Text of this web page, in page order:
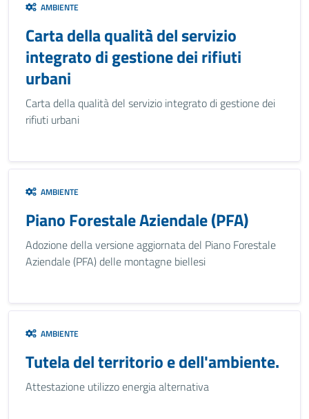
AMBIENTE
Carta della qualità del servizio
integrato di gestione dei rifiuti
urbani
Carta della qualità del servizio integrato di gestione dei
rifiuti urbani
AMBIENTE
Piano Forestale Aziendale (PFA)
Adozione della versione aggiornata del Piano Forestale
Aziendale (PFA) delle montagne biellesi
AMBIENTE
Tutela del territorio e dell'ambiente.
Attestazione utilizzo energia alternativa